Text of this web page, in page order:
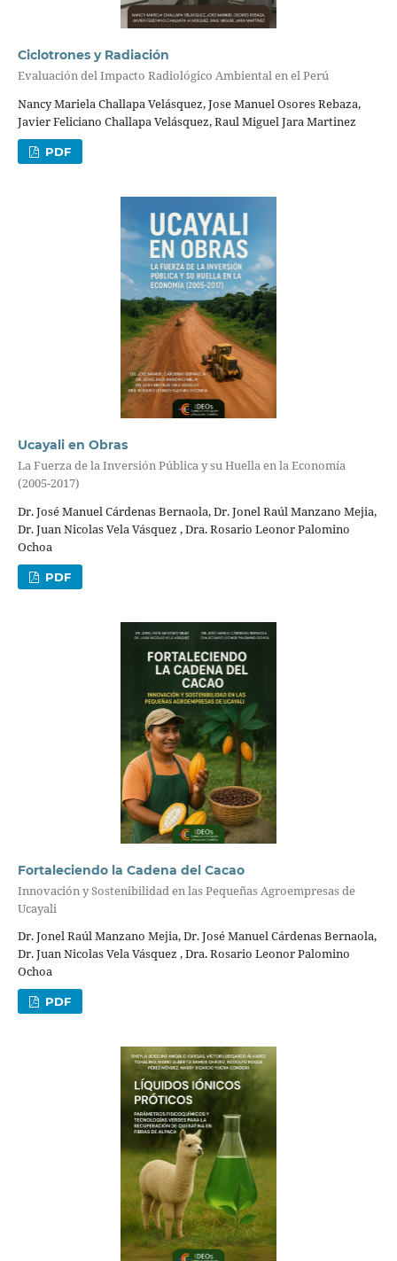
Ciclotrones y Radiación
Evaluación del Impacto Radiológico Ambiental en el Perú
Nancy Mariela Challapa Velásquez, Jose Manuel Osores Rebaza,
Javier Feliciano Challapa Velásquez, Raul Miguel Jara Martinez
PDF
Ucayali en Obras
La Fuerza de la Inversión Pública y su Huella en la Economía
(2005-2017)
Dr. José Manuel Cárdenas Bernaola, Dr. Jonel Raúl Manzano Mejia,
Dr. Juan Nicolas Vela Vásquez , Dra. Rosario Leonor Palomino
Ochoa
PDF
Fortaleciendo la Cadena del Cacao
Innovación y Sostenibilidad en las Pequeñas Agroempresas de
Ucayali
Dr. Jonel Raúl Manzano Mejia, Dr. José Manuel Cárdenas Bernaola,
Dr. Juan Nicolas Vela Vásquez , Dra. Rosario Leonor Palomino
Ochoa
PDF